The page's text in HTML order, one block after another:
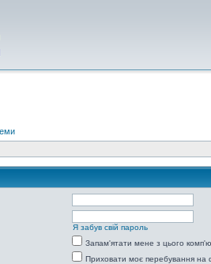
Я забув свій пароль
Запам'ятати мене з цього
Приховати моє перебування на